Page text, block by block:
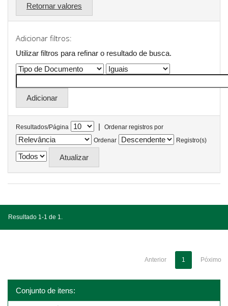
Retornar valores
Adicionar filtros:
Utilizar filtros para refinar o resultado de busca.
Resultados/Página |
Ordenar registros por
Ordenar
Registro(s)
Resultado 1-1 de 1.
Anterior 1 Póximo
Conjunto de itens: